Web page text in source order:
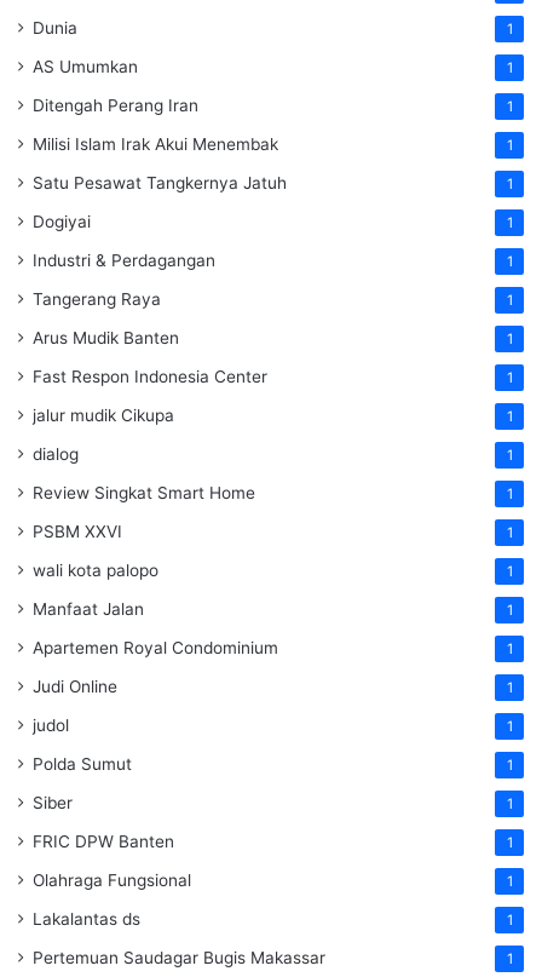
Dunia 1
AS Umumkan 1
Ditengah Perang Iran 1
Milisi Islam Irak Akui Menembak 1
Satu Pesawat Tangkernya Jatuh 1
Dogiyai 1
Industri & Perdagangan 1
Tangerang Raya 1
Arus Mudik Banten 1
Fast Respon Indonesia Center 1
jalur mudik Cikupa 1
dialog 1
Review Singkat Smart Home 1
PSBM XXVI 1
wali kota palopo 1
Manfaat Jalan 1
Apartemen Royal Condominium 1
Judi Online 1
judol 1
Polda Sumut 1
Siber 1
FRIC DPW Banten 1
Olahraga Fungsional 1
Lakalantas ds 1
Pertemuan Saudagar Bugis Makassar 1